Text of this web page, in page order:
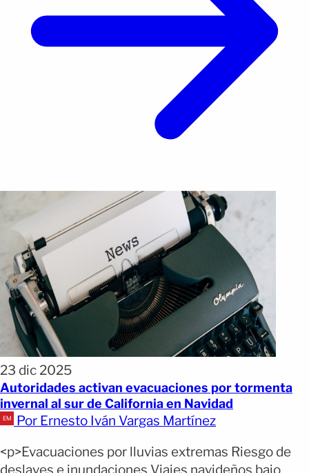
23 dic 2025
Autoridades activan evacuaciones por tormenta
invernal al sur de California en Navidad
Por Ernesto Iván Vargas Martínez
<p>Evacuaciones por lluvias extremas Riesgo de